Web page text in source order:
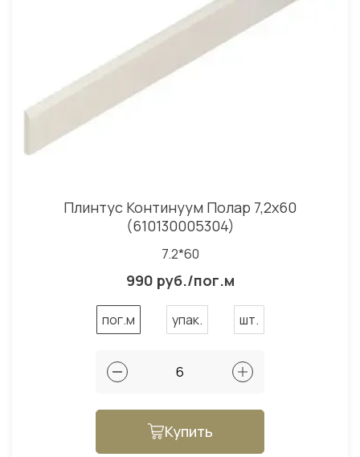
Плинтус Континуум Полар 7,2x60
(610130005304)
7.2*60
990 руб./пог.м
пог.м упак. шт.
Купить